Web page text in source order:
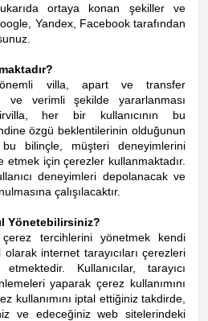
ortaya konan şekiller ve
Yandex, Facebook tarafından
dönemli villa, apart ve transfer
ve verimli şekilde yararlanması
her bir kullanıcının bu
özgü beklentilerinin olduğunun
bu bilinçle, müşteri deneyimlerini
etmek için çerezler kullanmaktadır.
deneyimleri depolanacak ve
çalışılacaktır.
Yönetebilirsiniz?
çerez tercihlerini yönetmek kendi
internet tarayıcıları çerezleri
Kullanıcılar, tarayıcı
yaparak çerez kullanımını
kullanımını iptal ettiğiniz takdirde,
ve edeceğiniz web sitelerindeki